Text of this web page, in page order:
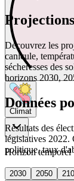
Climat
Horizon temporel
2030 2050
Découvrez les
canicule,
sécheresses des
horizons 2030,
Données
Résultats des
législatives 2022.
politique, taux